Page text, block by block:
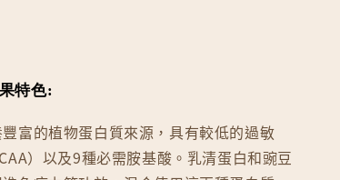
特色:
豐富的植物蛋白質來源，具有較低的過敏
）以及9種必需胺基酸。乳清蛋白和豌豆